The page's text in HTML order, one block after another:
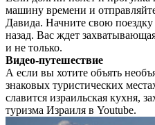
машину времени и
Давида. Начните свою
назад. Вас ждет
и не только.
Видео-путешествие
А если вы хотите объять
знаковых туристических
славится израильская кухня,
туризма Израиля в Youtube.